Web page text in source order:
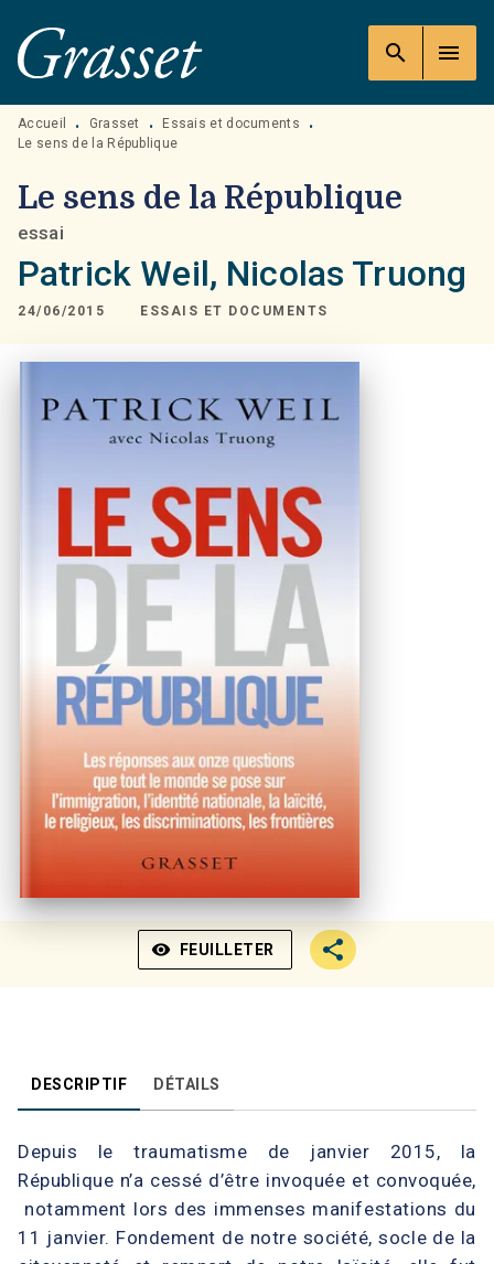
MENU RECHERCHE
PIED DE PAGE
search menu
Accueil • Grasset • Essais et documents
•
Le sens de la République
Le sens de la République
essai
Patrick Weil, Nicolas Truong
24/06/2015 ESSAIS ET DOCUMENTS
visibility FEUILLETER
DESCRIPTIF DÉTAILS
Depuis le traumatisme de janvier 2015, la
République n’a cessé d’être invoquée et convoquée,
notamment lors des immenses manifestations du
11 janvier. Fondement de notre société, socle de la